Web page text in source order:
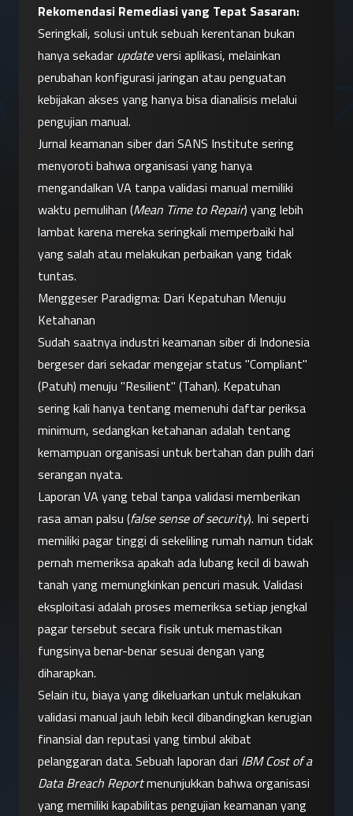
Rekomendasi Remediasi yang Tepat Sasaran:
Seringkali, solusi untuk sebuah kerentanan bukan
hanya sekadar update versi aplikasi, melainkan
perubahan konfigurasi jaringan atau penguatan
kebijakan akses yang hanya bisa dianalisis melalui
pengujian manual.
Jurnal keamanan siber dari SANS Institute sering
menyoroti bahwa organisasi yang hanya
mengandalkan VA tanpa validasi manual memiliki
waktu pemulihan (Mean Time to Repair) yang lebih
lambat karena mereka seringkali memperbaiki hal
yang salah atau melakukan perbaikan yang tidak
tuntas.
Menggeser Paradigma: Dari Kepatuhan Menuju
Ketahanan
Sudah saatnya industri keamanan siber di Indonesia
bergeser dari sekadar mengejar status "Compliant"
(Patuh) menuju "Resilient" (Tahan). Kepatuhan
sering kali hanya tentang memenuhi daftar periksa
minimum, sedangkan ketahanan adalah tentang
kemampuan organisasi untuk bertahan dan pulih dari
serangan nyata.
Laporan VA yang tebal tanpa validasi memberikan
rasa aman palsu (false sense of security). Ini seperti
memiliki pagar tinggi di sekeliling rumah namun tidak
pernah memeriksa apakah ada lubang kecil di bawah
tanah yang memungkinkan pencuri masuk. Validasi
eksploitasi adalah proses memeriksa setiap jengkal
pagar tersebut secara fisik untuk memastikan
fungsinya benar-benar sesuai dengan yang
diharapkan.
Selain itu, biaya yang dikeluarkan untuk melakukan
validasi manual jauh lebih kecil dibandingkan kerugian
finansial dan reputasi yang timbul akibat
pelanggaran data. Sebuah laporan dari IBM Cost of a
Data Breach Report menunjukkan bahwa organisasi
yang memiliki kapabilitas pengujian keamanan yang